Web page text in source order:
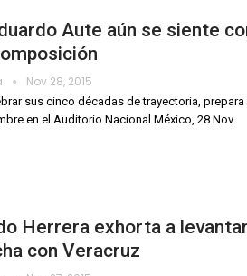
Aute aún se siente
Nov 28, 2015
sus cinco décadas de trayectoria,
en el Auditorio Nacional México, 28 Nov
Herrera exhorta a
con Veracruz